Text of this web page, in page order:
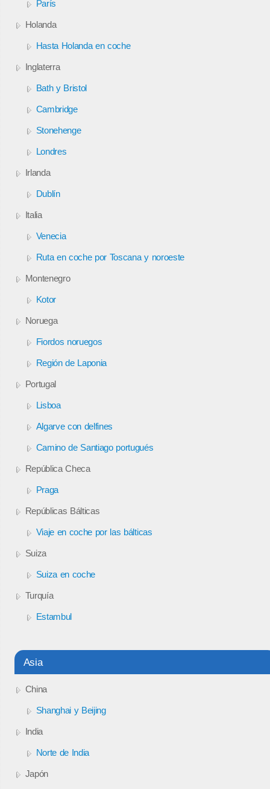
París
Holanda
Hasta Holanda en coche
Inglaterra
Bath y Bristol
Cambridge
Stonehenge
Londres
Irlanda
Dublín
Italia
Venecia
Ruta en coche por Toscana y noroeste
Montenegro
Kotor
Noruega
Fiordos noruegos
Región de Laponia
Portugal
Lisboa
Algarve con delfines
Camino de Santiago portugués
República Checa
Praga
Repúblicas Bálticas
Viaje en coche por las bálticas
Suiza
Suiza en coche
Turquía
Estambul
Asia
China
Shanghai y Beijing
India
Norte de India
Japón